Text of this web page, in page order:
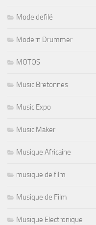
Mode defilé
Modern Drummer
MOTOS
Music Bretonnes
Music Expo
Music Maker
Musique Africaine
musique de film
Musique de Film
Musique Electronique